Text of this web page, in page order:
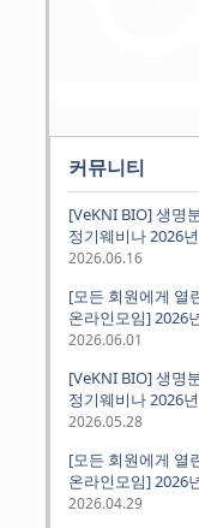
커뮤니티
[VeKNI BIO] 생명
정기웨비나 2026
(2026.06.18 Thu
2026.06.16
[모든 회원에게 열
온라인모임] 2026
정기모임 (6월 10일
2026.06.01
[VeKNI BIO] 생명
정기웨비나 2026
(2026.05.28 Thu
2026.05.28
[모든 회원에게 열
온라인모임] 2026
정기모임 (5월 12일
2026.04.29